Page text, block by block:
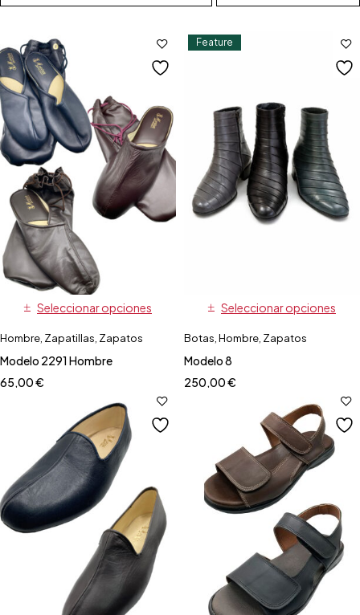
Seleccionar opciones
Hombre Zapatillas Zapatos
Modelo 2291 Hombre
65,00€
Feature
Seleccionar opciones
Botas Hombre Zapatos
Modelo 8
250,00€